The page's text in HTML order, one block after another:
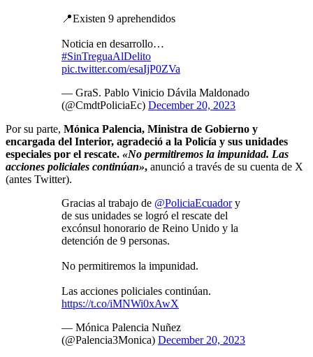
📍Existen 9 aprehendidos
Noticia en desarrollo…
#SinTreguaAlDelito
pic.twitter.com/esaIjP0ZVa
— GraS. Pablo Vinicio Dávila Maldonado
(@CmdtPoliciaEc) December 20, 2023
Por su parte, Mónica Palencia, Ministra de Gobierno y
encargada del Interior, agradeció a la Policía y sus unidades
especiales por el rescate. «No permitiremos la impunidad. Las
acciones policiales continúan», anunció a través de su cuenta de X
(antes Twitter).
Gracias al trabajo de @PoliciaEcuadory
de sus unidades se logró el rescate del
excónsul honorario de Reino Unido y la
detención de 9 personas.
No permitiremos la impunidad.
Las acciones policiales continúan.
https://t.co/iMNWi0xAwX
— Mónica Palencia Nuñez
(@Palencia3Monica) December 20, 2023